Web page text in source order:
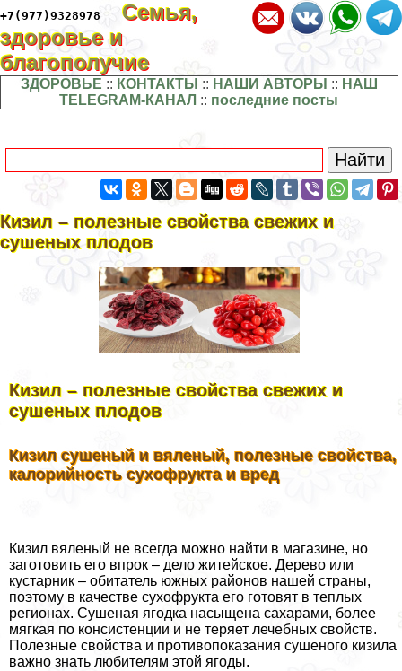
+7(977)9328978
Семья,
здоровье и
благополучие
ЗДОРОВЬЕ :: КОНТАКТЫ :: НАШИ АВТОРЫ :: НАШ
TELEGRAM-КАНАЛ :: последние посты
Кизил – полезные свойства свежих и
сушеных плодов
Кизил – полезные свойства свежих и
сушеных плодов
Кизил сушеный и вяленый, полезные свойства,
калорийность сухофрукта и вред
Кизил вяленый не всегда можно найти в магазине, но
заготовить его впрок – дело житейское. Дерево или
кустарник – обитатель южных районов нашей страны,
поэтому в качестве сухофрукта его готовят в теплых
регионах. Сушеная ягодка насыщена сахарами, более
мягкая по консистенции и не теряет лечебных свойств.
Полезные свойства и противопоказания сушеного кизила
важно знать любителям этой ягоды.